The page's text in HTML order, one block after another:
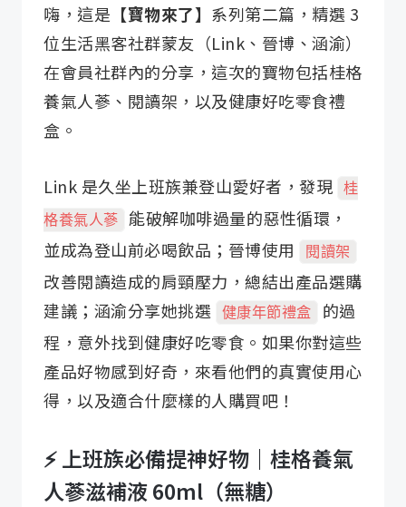
嗨，這是 【寶物來了】 系列第二篇，精選 3
位生活黑客社群蒙友（Link、晉博、涵渝）
在會員社群內的分享，這次的寶物包括桂格
養氣人蔘、閱讀架，以及健康好吃零食禮
盒。
Link 是久坐上班族兼登山愛好者，發現
桂
格養氣人蔘
能破解咖啡過量的惡性循環，
並成為登山前必喝飲品；晉博使用
閱讀架
改善閱讀造成的肩頸壓力，總結出產品選購
建議；涵渝分享她挑選
健康年節禮盒
的過
程，意外找到健康好吃零食。如果你對這些
產品好物感到好奇，來看他們的真實使用心
得，以及適合什麼樣的人購買吧！
⚡️ 上班族必備提神好物｜桂格養氣
人蔘滋補液 60ml（無糖）